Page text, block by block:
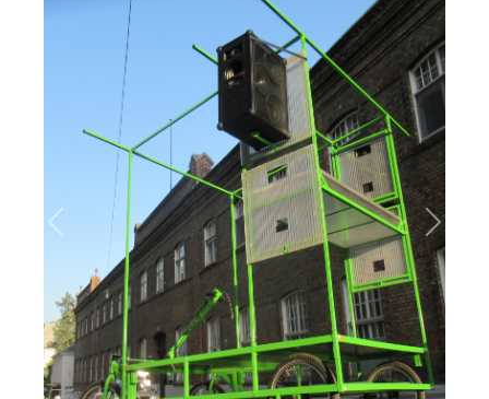
Previous Next